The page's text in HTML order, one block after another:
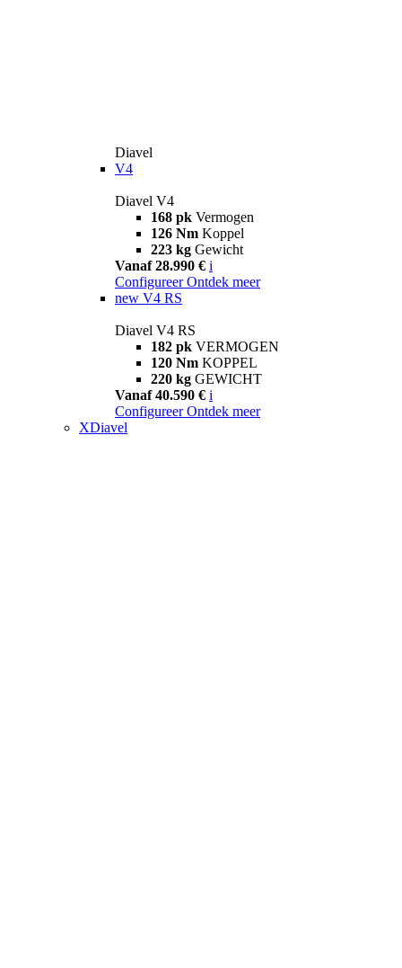
Diavel
V4
Diavel V4
168 pk Vermogen
126 Nm Koppel
223 kg Gewicht
Vanaf 28.990 € i
Configureer Ontdek meer
new V4 RS
Diavel V4 RS
182 pk VERMOGEN
120 Nm KOPPEL
220 kg GEWICHT
Vanaf 40.590 € i
Configureer Ontdek meer
XDiavel